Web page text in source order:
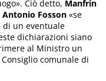
Ciò detto, Manfrin
Antonio Fosson «se
di un eventuale
dichiarazioni siano
al Ministro un
comunale di